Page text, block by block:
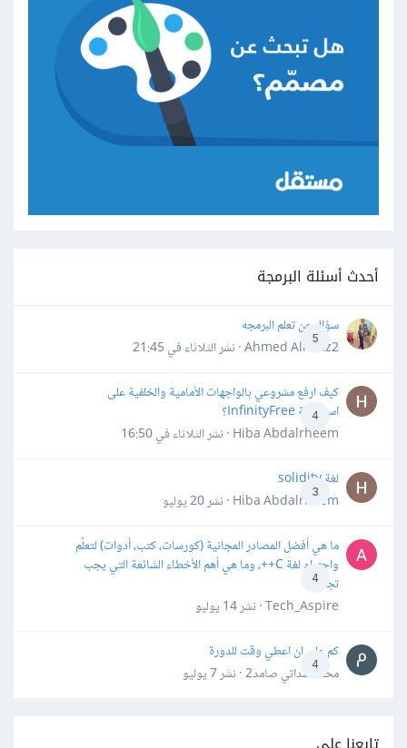
أحدث أسئلة البرمجة
5
سؤال عن تعلم البرمجه
Ahmed Alhafiz2 · نشر
الثلاثاء في 21:45
4
كيف ارفع مشروعي بالواجهات الأمامية والخلفية على
استضافة InfinityFree؟
Hiba Abdalrheem · نشر
الثلاثاء في 16:50
3
لغة solidity
Hiba Abdalrheem · نشر
20 يوليو
4
ما هي أفضل المصادر المجانية (كورسات، كتب، أدوات) لتعلّم
واحترام لغة C++، وما هي أهم الأخطاء الشائعة التي يجب
تجنبها؟
Tech_Aspire · نشر
14 يوليو
4
كم علي ان اعطي وقت للدورة
محمد سداتي صامد2 · نشر
7 يوليو